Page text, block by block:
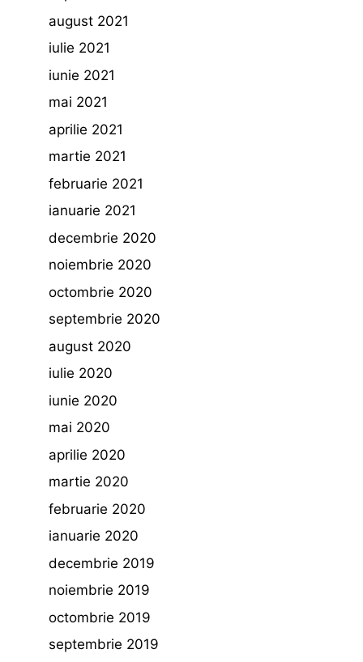
august 2021
iulie 2021
iunie 2021
mai 2021
aprilie 2021
martie 2021
februarie 2021
ianuarie 2021
decembrie 2020
noiembrie 2020
octombrie 2020
septembrie 2020
august 2020
iulie 2020
iunie 2020
mai 2020
aprilie 2020
martie 2020
februarie 2020
ianuarie 2020
decembrie 2019
noiembrie 2019
octombrie 2019
septembrie 2019